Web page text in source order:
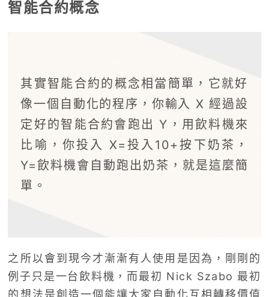
智能合約概念
其實智能合約的概念相當簡單，它就好
像一個自動化的程序，你輸入 X 經過設
定好的智能合約會跑出 Y，用飲料機來
比喻，你投入 X=投入10+按下奶茶，
Y=飲料機會自動跑出奶茶，就是這麼簡
單。
之所以會到現今才漸漸有人使用是因為，剛剛的
例子只是一台飲料機，而最初 Nick Szabo 最初
的想法是創造一個能讓大家自動化互相轉移價值